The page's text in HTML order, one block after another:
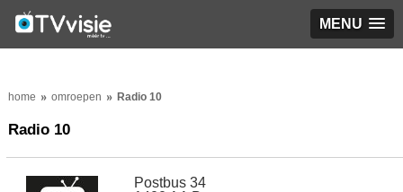
MENU
home omroepen Radio 10
Radio 10
Postbus 34